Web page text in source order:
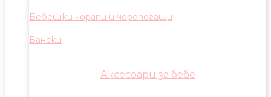
Бебешки чорапи и чоропогащи
Бански
Аксесоари за бебе